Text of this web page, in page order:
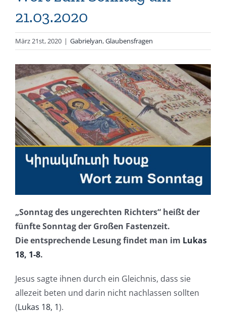
21.03.2020
März 21st, 2020 | Gabrielyan,Glaubensfragen
„Sonntag des ungerechten Richters“ heißt der
fünfte Sonntag der Großen Fastenzeit.
Die entsprechende Lesung findet man im Lukas
18, 1-8.
Jesus sagte ihnen durch ein Gleichnis, dass sie
allezeit beten und darin nicht nachlassen sollten
(Lukas 18, 1).